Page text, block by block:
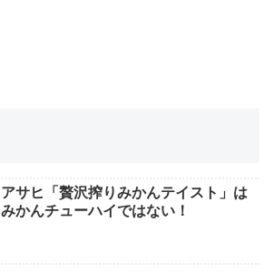
アサヒ「贅沢搾りみかんテイスト」は
みかんチューハイではない！